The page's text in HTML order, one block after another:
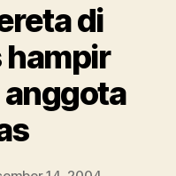
Israel
Mati
dan
9
cedera”
di
hampir